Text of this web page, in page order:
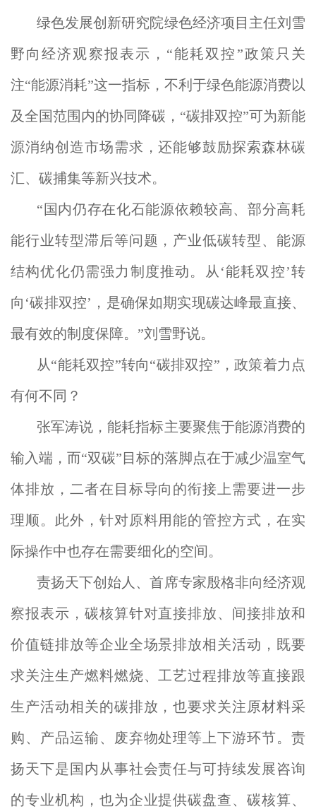
绿色发展创新研究院绿色经济项目主任刘雪
野向经济观察报表示，“能耗双控”政策只关
注“能源消耗”这一指标，不利于绿色能源消费以
及全国范围内的协同降碳，“碳排双控”可为新能
源消纳创造市场需求，还能够鼓励探索森林碳
汇、碳捕集等新兴技术。
“国内仍存在化石能源依赖较高、部分高耗
能行业转型滞后等问题，产业低碳转型、能源
结构优化仍需强力制度推动。从‘能耗双控’转
向‘碳排双控’，是确保如期实现碳达峰最直接、
最有效的制度保障。”刘雪野说。
从“能耗双控”转向“碳排双控”，政策着力点
有何不同？
张军涛说，能耗指标主要聚焦于能源消费的
输入端，而“双碳”目标的落脚点在于减少温室气
体排放，二者在目标导向的衔接上需要进一步
理顺。此外，针对原料用能的管控方式，在实
际操作中也存在需要细化的空间。
责扬天下创始人、首席专家殷格非向经济观
察报表示，碳核算针对直接排放、间接排放和
价值链排放等企业全场景排放相关活动，既要
求关注生产燃料燃烧、工艺过程排放等直接跟
生产活动相关的碳排放，也要求关注原材料采
购、产品运输、废弃物处理等上下游环节。责
扬天下是国内从事社会责任与可持续发展咨询
的专业机构，也为企业提供碳盘查、碳核算、